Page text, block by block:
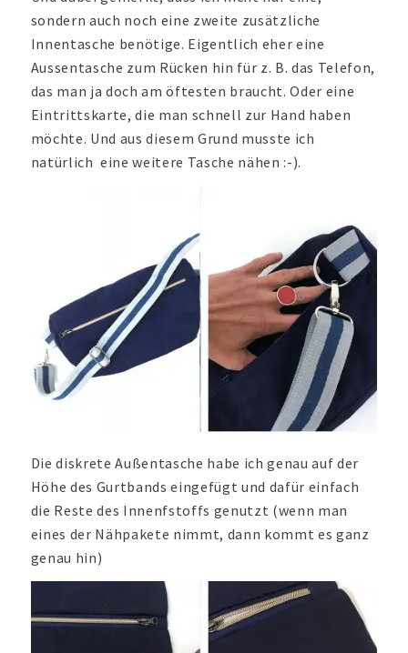
sondern auch noch eine zweite zusätzliche
Innentasche benötige. Eigentlich eher eine
Aussentasche zum Rücken hin für z. B. das Telefon,
das man ja doch am öftesten braucht. Oder eine
Eintrittskarte, die man schnell zur Hand haben
möchte. Und aus diesem Grund musste ich
natürlich eine weitere Tasche nähen :-).
Die diskrete Außentasche habe ich genau auf der
Höhe des Gurtbands eingefügt und dafür einfach
die Reste des Innenfstoffs genutzt (wenn man
eines der Nähpakete nimmt, dann kommt es ganz
genau hin)